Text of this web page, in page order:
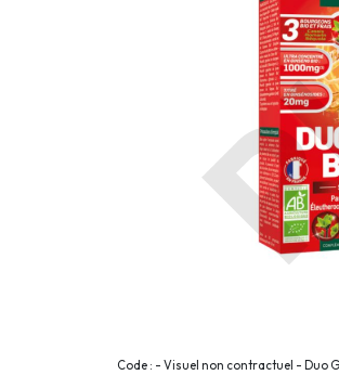
Code : - Visuel non contractuel - Duo